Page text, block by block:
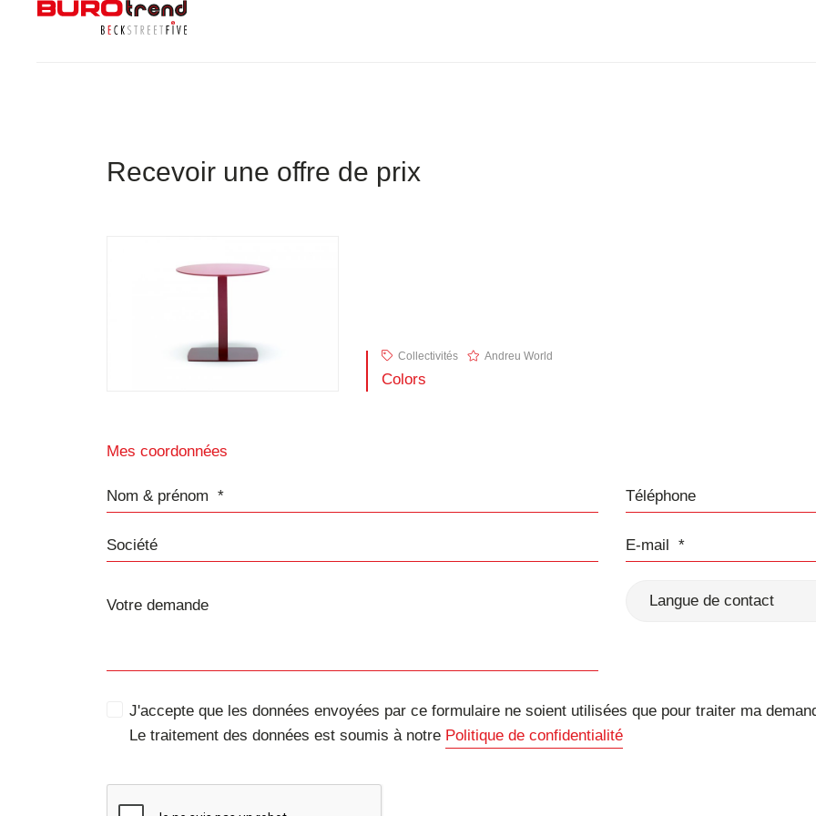
Recevoir une offre de prix
Collectivités Andreu World
Colors
Mes coordonnées
Nom & prénom
Société
Téléphone
E-mail
Langue de contact
J'accepte que les données envoyées par ce formulaire ne soient utilisées que pour traiter ma
Le traitement des données est soumis à notre Politique de confidentialité